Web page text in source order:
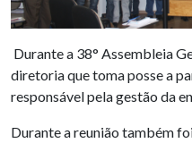
Durante a 38° Assembleia
diretoria que toma posse a
responsável pela gestão da
Durante a reunião também